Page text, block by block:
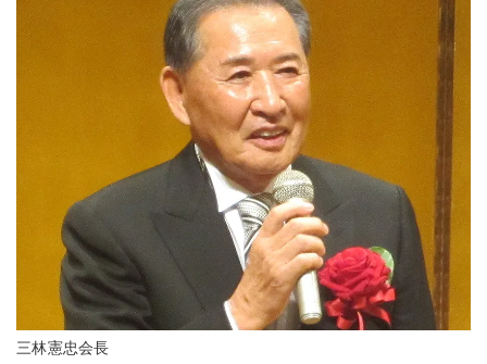
三林憲忠会長